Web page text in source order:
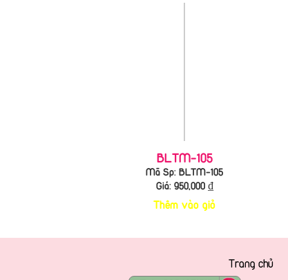
BLTM-105
Mã Sp: BLTM-105
Giá: 950,000₫
Thêm vào giỏ
Trang chủ